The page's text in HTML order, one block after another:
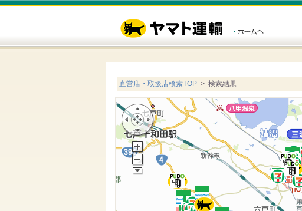
直営店・取扱店検索TOP > 検索結果